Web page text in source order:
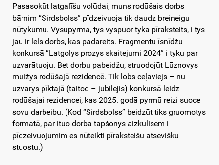
Pasasokūt latgalīšu volūdai, muns rodūšais dorbs
bārnim “Sirdsbolss” pīdzeivuoja tik daudz breineigu
nūtykumu. Vysupyrma, tys vyspuor tyka pīraksteits, i tys
jau ir lels dorbs, kas padareits. Fragmentu īsnīdžu
konkursā “Latgolys prozys skaitejumi 2024” i tyku par
uzvarātuoju. Bet dorbu pabeidžu, struodojūt Lūznovys
muižys rodūšajā rezidencē. Tik lobs ceļaviejs – nu
uzvarys pīktajā (taitod – jubilejis) konkursā leidz
rodūšajai rezidencei, kas 2025. godā pyrmū reizi suoce
sovu darbeibu. (Kod “Sirdsbolss” beidzūt tiks gruomotys
formatā, par ituo dorba tapšonys aizkulisem i
pīdzeivuojumim es nūteikti pīraksteišu atsevišku
stuostu.)